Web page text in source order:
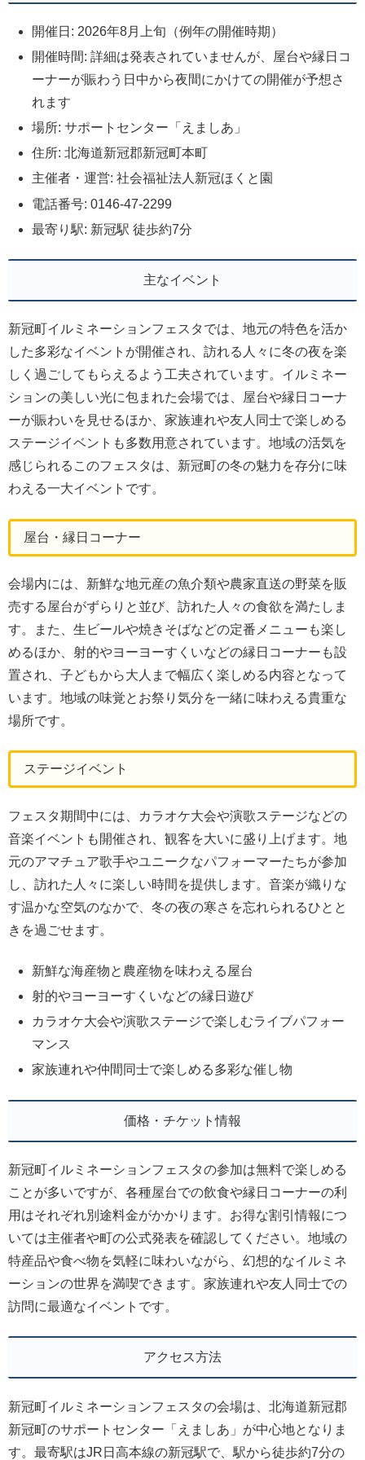
開催日: 2026年8月上旬（例年の開催時期）
開催時間: 詳細は発表されていませんが、屋台や縁日コ
ーナーが賑わう日中から夜間にかけての開催が予想さ
れます
場所: サポートセンター「えましあ」
住所: 北海道新冠郡新冠町本町
主催者・運営: 社会福祉法人新冠ほくと園
電話番号: 0146-47-2299
最寄り駅: 新冠駅 徒歩約7分
主なイベント
新冠町イルミネーションフェスタでは、地元の特色を活か
した多彩なイベントが開催され、訪れる人々に冬の夜を楽
しく過ごしてもらえるよう工夫されています。イルミネー
ションの美しい光に包まれた会場では、屋台や縁日コーナ
ーが賑わいを見せるほか、家族連れや友人同士で楽しめる
ステージイベントも多数用意されています。地域の活気を
感じられるこのフェスタは、新冠町の冬の魅力を存分に味
わえる一大イベントです。
屋台・縁日コーナー
会場内には、新鮮な地元産の魚介類や農家直送の野菜を販
売する屋台がずらりと並び、訪れた人々の食欲を満たしま
す。また、生ビールや焼きそばなどの定番メニューも楽し
めるほか、射的やヨーヨーすくいなどの縁日コーナーも設
置され、子どもから大人まで幅広く楽しめる内容となって
います。地域の味覚とお祭り気分を一緒に味わえる貴重な
場所です。
ステージイベント
フェスタ期間中には、カラオケ大会や演歌ステージなどの
音楽イベントも開催され、観客を大いに盛り上げます。地
元のアマチュア歌手やユニークなパフォーマーたちが参加
し、訪れた人々に楽しい時間を提供します。音楽が織りな
す温かな空気のなかで、冬の夜の寒さを忘れられるひとと
きを過ごせます。
新鮮な海産物と農産物を味わえる屋台
射的やヨーヨーすくいなどの縁日遊び
カラオケ大会や演歌ステージで楽しむライブパフォー
マンス
家族連れや仲間同士で楽しめる多彩な催し物
価格・チケット情報
新冠町イルミネーションフェスタの参加は無料で楽しめる
ことが多いですが、各種屋台での飲食や縁日コーナーの利
用はそれぞれ別途料金がかかります。お得な割引情報につ
いては主催者や町の公式発表を確認してください。地域の
特産品や食べ物を気軽に味わいながら、幻想的なイルミネ
ーションの世界を満喫できます。家族連れや友人同士での
訪問に最適なイベントです。
アクセス方法
新冠町イルミネーションフェスタの会場は、北海道新冠郡
新冠町のサポートセンター「えましあ」が中心地となりま
す。最寄駅はJR日高本線の新冠駅で、駅から徒歩約7分の